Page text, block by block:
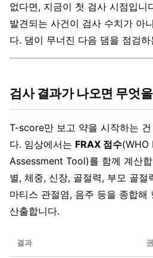
없다면, 지금이 첫 검사 시점입니
발견되는 사건이 검사 수치가 아
다. 댐이 무너진 다음 댐을 점검
검사 결과가 나오면 무엇
T-score만 보고 약을 시작하는
다. 임상에서는 FRAX 점수(WHO
Assessment Tool)를 함께 계산
별, 체중, 신장, 골절력, 부모 골절
마티스 관절염, 음주 등을 종합해
산출합니다.
결과